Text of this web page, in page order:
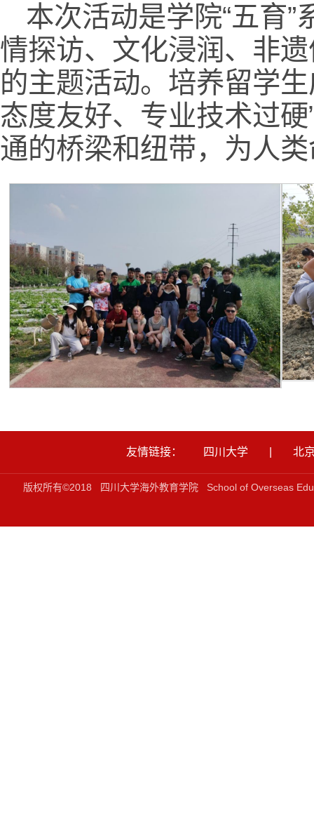
本次活动是学院“五育
情探访、文化浸润、非
的主题活动。培养留学
态度友好、专业技术过
通的桥梁和纽带，为人
友情链接： 四川大学 北
版权所有©2018 四川大学海外教育学院 School of Overseas